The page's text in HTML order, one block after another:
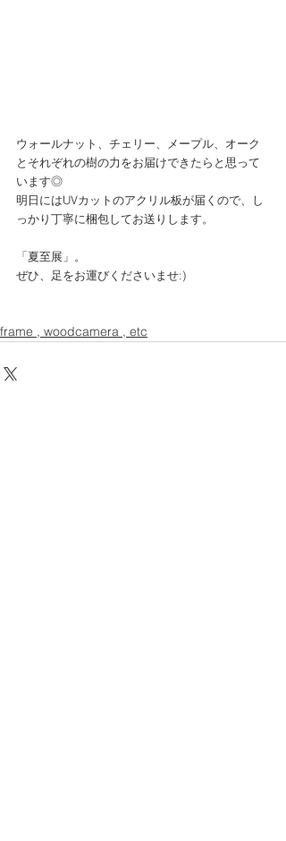
ウォールナット、チェリー、メープル、オーク
とそれぞれの樹の力をお届けできたらと思って
います◎
明日にはUVカットのアクリル板が届くので、し
っかり丁寧に梱包してお送りします。
「夏至展」。
ぜひ、足をお運びくださいませ:)
frame , woodcamera , etc